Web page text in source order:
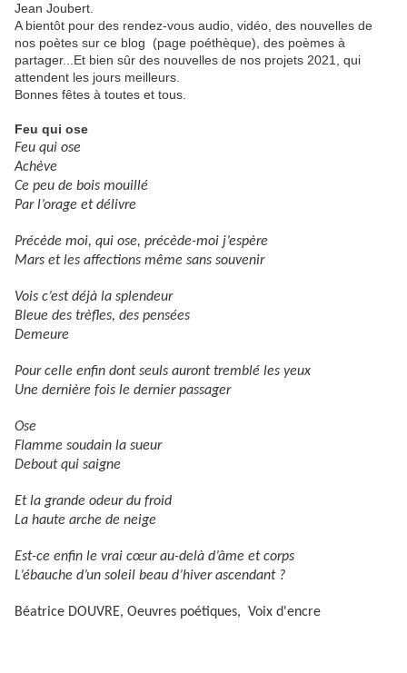
Jean Joubert.
A bientôt pour des rendez-vous audio, vidéo, des nouvelles de
nos poètes sur ce blog (page poéthèque), des poèmes à
partager...Et bien sûr des nouvelles de nos projets 2021, qui
attendent les jours meilleurs.
Bonnes fêtes à toutes et tous.
Feu qui ose
Feu qui ose
Achève
Ce peu de bois mouillé
Par l’orage et délivre
Précède moi, qui ose, précède-moi j’espère
Mars et les affections même sans souvenir
Vois c’est déjà la splendeur
Bleue des trèfles, des pensées
Demeure
Pour celle enfin dont seuls auront tremblé les yeux
Une dernière fois le dernier passager
Ose
Flamme soudain la sueur
Debout qui saigne
Et la grande odeur du froid
La haute arche de neige
Est-ce enfin le vrai cœur au-delà d’âme et corps
L’ébauche d’un soleil beau d’hiver ascendant ?
Béatrice DOUVRE, Oeuvres poétiques, Voix d'encre